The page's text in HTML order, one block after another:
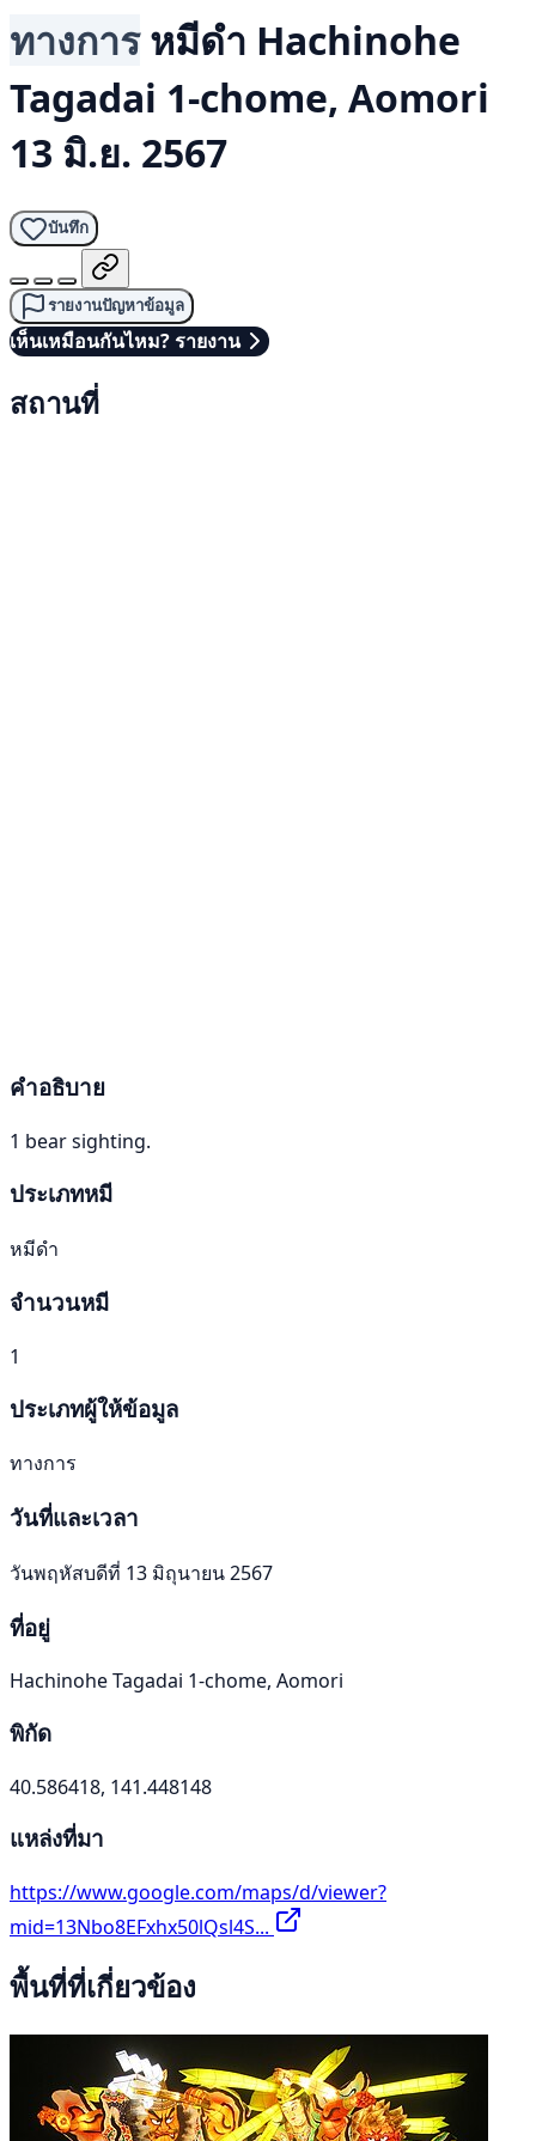
ทางการ หมีดำ Hachinohe
Tagadai 1-chome, Aomori
13 มิ.ย. 2567
บันทึก
รายงานปัญหาข้อมูล
เห็นเหมือนกันไหม? รายงาน
สถานที่
คำอธิบาย
1 bear sighting.
ประเภทหมี
หมีดำ
จำนวนหมี
1
ประเภทผู้ให้ข้อมูล
ทางการ
วันที่และเวลา
วันพฤหัสบดีที่ 13 มิถุนายน 2567
ที่อยู่
Hachinohe Tagadai 1-chome, Aomori
พิกัด
40.586418, 141.448148
แหล่งที่มา
https://www.google.com/maps/d/viewer?
mid=13Nbo8EFxhx50lQsl4S...
พื้นที่ที่เกี่ยวข้อง